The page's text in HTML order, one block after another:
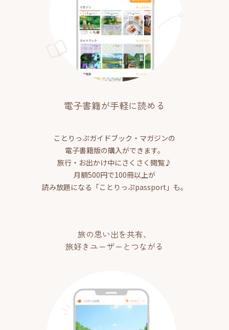
電子書籍が手軽に読める
ことりっぷガイドブック・マガジンの
電子書籍版の購入ができます。
旅行・お出かけ中にさくさく閲覧♪
月額500円で100冊以上が
読み放題になる「ことりっぷpassport」も。
旅の思い出を共有、
旅好きユーザーとつながる